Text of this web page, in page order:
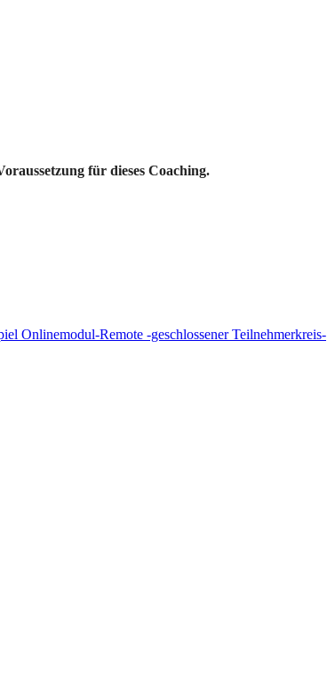
für dieses Coaching.
Onlinemodul-Remote -geschlossener Teilnehmerkreis-